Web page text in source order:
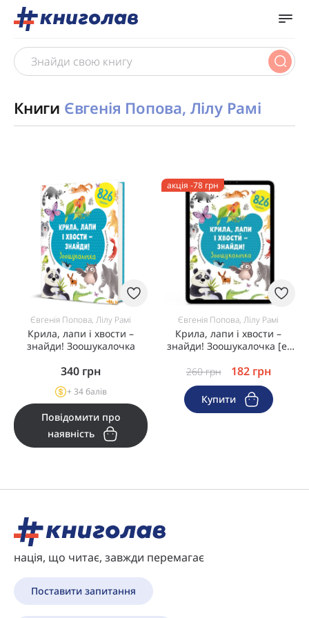
Книги Євгенія Попова, Лілу Рамі
Євгенія Попова, Лілу Рамі
Крила, лапи і хвости –
знайди! Зоошукалочка
340 грн
+ 34 балів
Повідомити про
наявність
акція -78 грн
Євгенія Попова, Лілу Рамі
Крила, лапи і хвости –
знайди! Зоошукалочка [e-
260грн 182 грн
Купити
нація, що читає, завжди перемагає
Поставити запитання